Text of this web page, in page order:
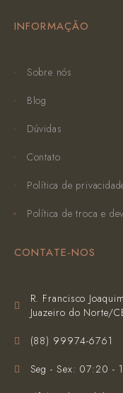
INFORMAÇÃO
Sobre nós
Blog
Dúvidas
Contato
Política de
Política de troca e
CONTATE-NOS
R. Francisco
Juazeiro do Norte/
(‪88) 99974-6761‬
Seg - Sex: 07:20 -